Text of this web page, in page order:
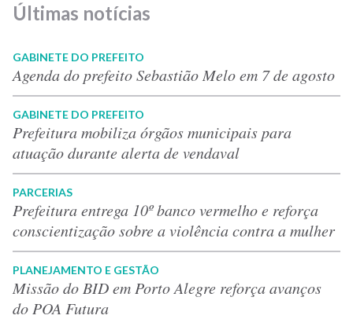
Últimas notícias
GABINETE DO PREFEITO
Agenda do prefeito Sebastião Melo em 7 de agosto
GABINETE DO PREFEITO
Prefeitura mobiliza órgãos municipais para
atuação durante alerta de vendaval
PARCERIAS
Prefeitura entrega 10º banco vermelho e reforça
conscientização sobre a violência contra a mulher
PLANEJAMENTO E GESTÃO
Missão do BID em Porto Alegre reforça avanços
do POA Futura